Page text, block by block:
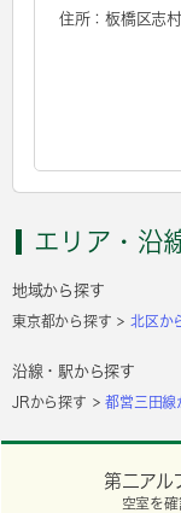
住所：板橋区志
エリア・沿
地域から探す
東京都から探す 北区か
沿線・駅から探す
JRから探す 都営三田線
第二アル
空室を